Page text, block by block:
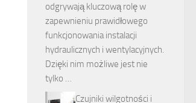
odgrywają kluczową rolę w
zapewnieniu prawidłowego
funkcjonowania instalacji
hydraulicznych i wentylacyjnych.
Dzięki nim możliwe jest nie
tylko …
Czujniki wilgotności i